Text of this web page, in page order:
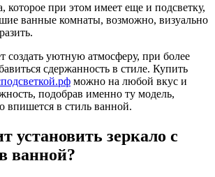
при этом имеет еще и подсветку,
ванные комнаты, возможно, визуально
создать уютную атмосферу, при более
сдержанность в стиле. Купить
можно на любой вкус и
подобрав именно ту модель,
впишется в стиль ванной.
установить зеркало с
ванной?